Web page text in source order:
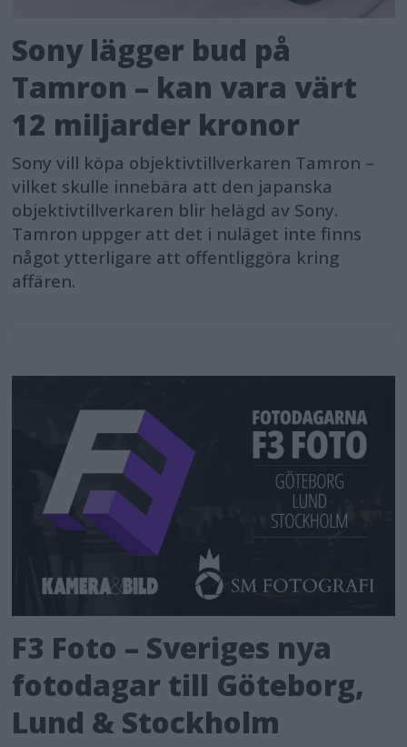
Sony lägger bud på
Tamron – kan vara värt
12 miljarder kronor
Sony vill köpa objektivtillverkaren Tamron –
vilket skulle innebära att den japanska
objektivtillverkaren blir helägd av Sony.
Tamron uppger att det i nuläget inte finns
något ytterligare att offentliggöra kring
affären.
F3 Foto – Sveriges nya
fotodagar till Göteborg,
Lund & Stockholm